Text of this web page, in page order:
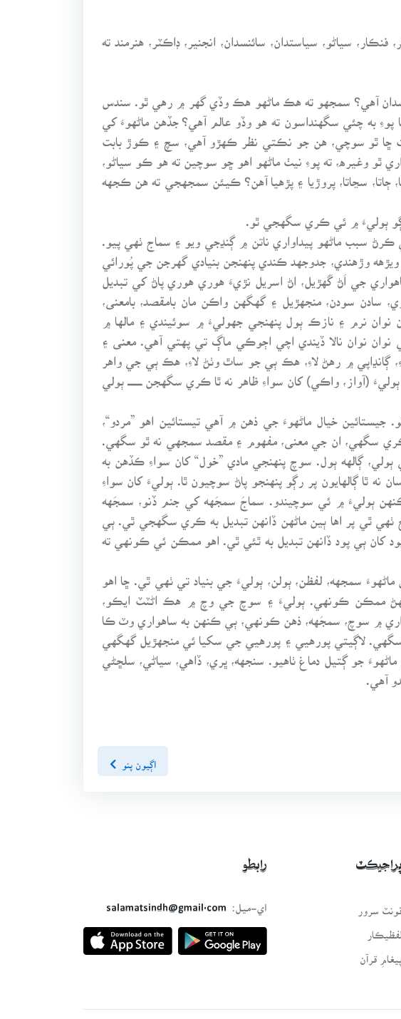
فنڪار، سياڻو، سياستدان، سائنسدان، انجنير، ڊاڪٽر، هنرمند ته
آهي؟ سمجهو ته هڪ ماڻهو هڪ وڏي گهر ۾ رهي ٿو. سندس
ڇا پوءِ به چئي سگهنداسون ته هو وڏو عالم آهي؟ جڏهن ماڻهوءَ کي
ڇا ٿو سوچي، هن جو نڪتي نظر ڪهڙو آهي، سچ ۽ ڪوڙ بابت
وغيره، ته پوءِ نيٺ ماڻهو اهو ڇو سوچين ته هو ڪو سياڻو،
سڃاتا، پروڙيا ۽ پڙهيا آهن؟ ڪيئن سمجهجي ته هن ڪجهه
ٻوليءَ ۾ ئي ڪري سگهجي ٿو.
سبب ماڻهو پيداواري ناتن ۾ ڳنڍجي ويو ۽ سماج ٺهي پيو.
ويڙهه وڙهندي، جدوجهد ڪندي پنهنجن بنيادي گهرجن جي پُورائي
جي اَڻ گَهڙيل، اڻ اسريل نڙيءَ هوري هوري پاڻ کي تبديل
سودن، منجهڙيل ۽ گهگهن واڪن مان بامقصد، بامعنى،
نوان نرم ۽ نازڪ ٻول پنهنجي جهوليءَ ۾ سوئيندي ۽ مالها ۾
نوان نوان نالا ڏيندي اچي اڄوڪي ماڳ تي پهتي آهي. معنى ۽
۾ رهڻ لاءِ، هڪ ٻي جو ساٿ وٺڻ لاءِ، هڪ ٻي جي واهر
(آواز، واڪي) کان سواءِ ظاهر نه ٿا ڪري سگهجن ــــــــــ ٻولي
خيال ماڻهوءَ جي ذهن ۾ آهي تيستائين اهو ”مردو“،
ڪري سگهي، ان جي معنى، مفهوم ۽ مقصد سمجهي نه ٿو سگهي.
ڳالهه ٻول. سوچ پنهنجي مادي ”خول“ کان سواءِ ڪڏهن به
ڳالهايون پر رڳو پنهنجو پاڻ سوچيون ٿا. ٻوليءَ کان سواءِ
ٻوليءَ ۾ ئي سوچيندو. سماجَ سمجَهه کي جنم ڏنو، سمجَهه
ٿي پر اها ٻين ماڻهن ڏانهن تبديل به ڪري سگهجي ٿي. ٻي
ٻي پود ڏانهن تبديل به ٿئي ٿي. اهو ممڪن ئي ڪونهي ته
ماڻهوءَ سمجهه، لفظن، ٻولن، ٻوليءَ جي بنياد تي ٺهي ٿي. ڇا اهو
ممڪن ڪونهي. ٻوليءَ ۽ سوچ جي وچ ۾ هڪ اڻٽٽ ايڪو،
۾ سوچ، سمجَهه، ذهن ڪونهي، ٻي ڪنهن به ساهواري وٽ ڪا
لاڳيتي پورهيي ۽ پورهيي جي سکيا ئي منجهڙيل گهگهي
جو ڳتيل دماغ ٺاهيو. سنجهه، ڀري، ڏاهي، سياڻي، سلڇڻي
آهي.
اڳيون پنو
فونٽ سرور
لفظيڪار
پيغامِ قرآن
رابطو
اي-ميل:
salamatsindh@gmail.com